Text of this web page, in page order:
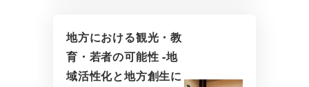
地方における観光・教
育・若者の可能性 -地
域活性化と地方創生に